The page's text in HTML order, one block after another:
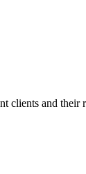
clients and their